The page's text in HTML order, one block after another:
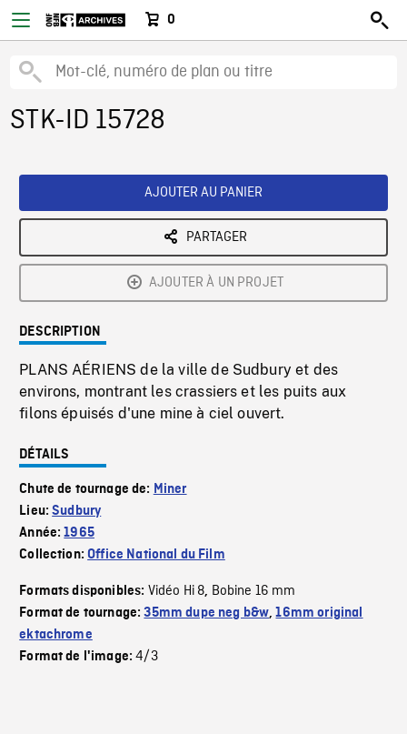
0
STK-ID 15728
AJOUTER AU PANIER
PARTAGER
AJOUTER À UN PROJET
DESCRIPTION
PLANS AÉRIENS de la ville de Sudbury et des
environs, montrant les crassiers et les puits aux
filons épuisés d'une mine à ciel ouvert.
DÉTAILS
Chute de tournage de: Miner
Lieu:Sudbury
Année:1965
Collection:Office National du Film
Formats disponibles: Vidéo Hi 8, Bobine 16 mm
Format de tournage:35mm dupe neg b&w,16mm original
ektachrome
Format de l'image:4/3